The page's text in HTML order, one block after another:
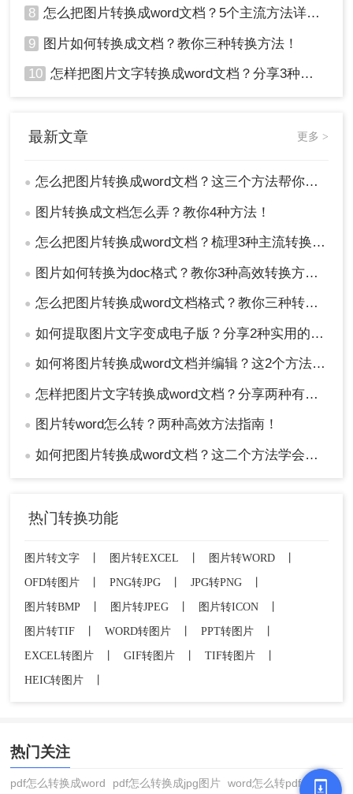
8 怎么把图片转换成word文档？5个主流方法详解！
9 图片如何转换成文档？教你三种转换方法！
10 怎样把图片文字转换成word文档？分享3种简单方法，1秒搞定！
最新文章 更多 >
● 怎么把图片转换成word文档？这三个方法帮你轻松解决！
● 图片转换成文档怎么弄？教你4种方法！
● 怎么把图片转换成word文档？梳理3种主流转换方法！
● 图片如何转换为doc格式？教你3种高效转换方法！
● 怎么把图片转换成word文档格式？教你三种转换方法！
● 如何提取图片文字变成电子版？分享2种实用的方法！
● 如何将图片转换成word文档并编辑？这2个方法了解一下！
● 怎样把图片文字转换成word文档？分享两种有效的方法！
● 图片转word怎么转？两种高效方法指南！
● 如何把图片转换成word文档？这二个方法学会省时省力！
热门转换功能
图片转文字 图片转EXCEL 图片转WORD
OFD转图片
PNG转JPG JPG转PNG
图片转BMP
图片转JPEG 图片转ICON
图片转TIF
WORD转图片 PPT转图片
EXCEL转图片
GIF转图片 TIF转图片
HEIC转图片
热门关注
pdf怎么转换成word pdf怎么转换成jpg图片 word怎么转pdf